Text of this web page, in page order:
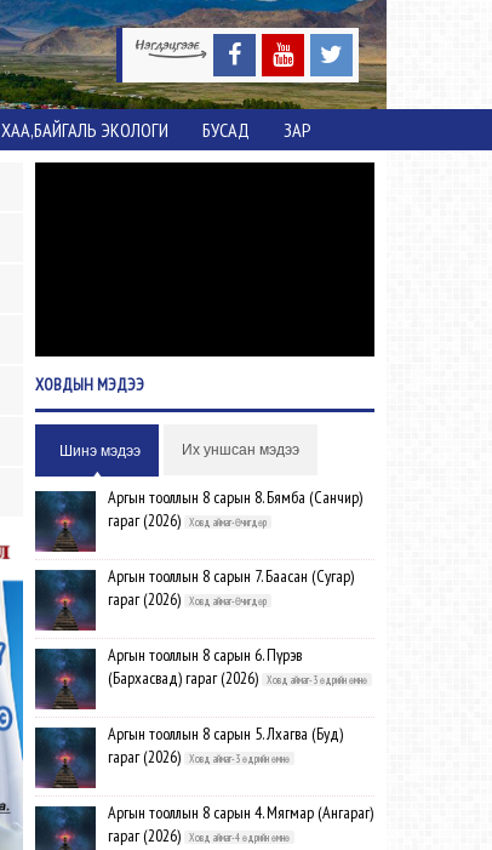
ХАА,БАЙГАЛЬ ЭКОЛОГИ БУСАД ЗАР
ХОВДЫНМЭДЭЭ
Шинэ мэдээ Их уншсан мэдээ
Аргын тооллын 8 сарын 8. Бямба (Санчир)
гараг (2026)
Ховд аймаг-Өчигдөр
Аргын тооллын 8 сарын 7. Баасан (Сугар)
гараг (2026)
Ховд аймаг-Өчигдөр
Аргын тооллын 8 сарын 6. Пүрэв
(Бархасвад) гараг (2026)
Ховд аймаг-3 өдрийн өмнө
Аргын тооллын 8 сарын 5. Лхагва (Буд)
гараг (2026)
Ховд аймаг-3 өдрийн өмнө
Аргын тооллын 8 сарын 4. Мягмар (Ангараг)
гараг (2026)
Ховд аймаг-4 өдрийн өмнө